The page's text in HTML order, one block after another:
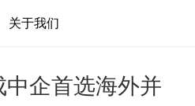
关于我们
企首选海外并